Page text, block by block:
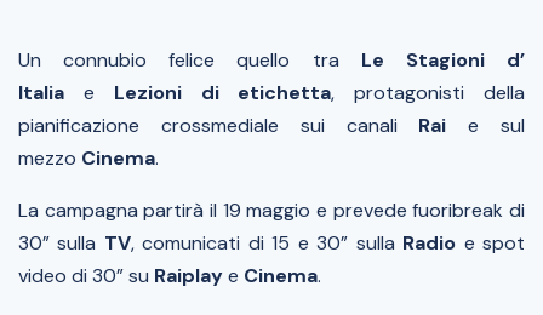
Un connubio felice quello tra Le Stagioni d’
Italia e Lezioni di etichetta, protagonisti della
pianificazione crossmediale sui canali Raie sul
mezzo Cinema.
La campagna partirà il 19 maggio e prevede fuoribreak di
30” sulla TV, comunicati di 15 e 30” sulla Radio e spot
video di 30” su Raiplaye Cinema.